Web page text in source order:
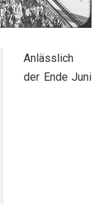
Anlässlich
der Ende Juni